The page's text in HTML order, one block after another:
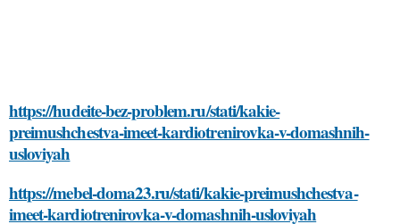
https://hudeite-bez-problem.ru/stati/kakie-
preimushchestva-imeet-kardiotrenirovka-v-domashnih-
usloviyah
https://mebel-doma23.ru/stati/kakie-preimushchestva-
imeet-kardiotrenirovka-v-domashnih-usloviyah